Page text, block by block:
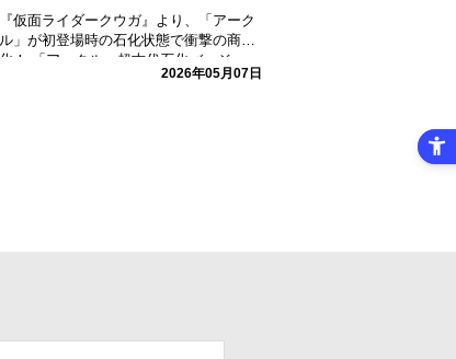
『仮面ライダークウガ』より、「アーク
ル」が初登場時の石化状態で衝撃の商品
化！ 「アークル 超古代石化バージョ
ン」がプレミアムバンダイにて予約受付
2026年05月07日